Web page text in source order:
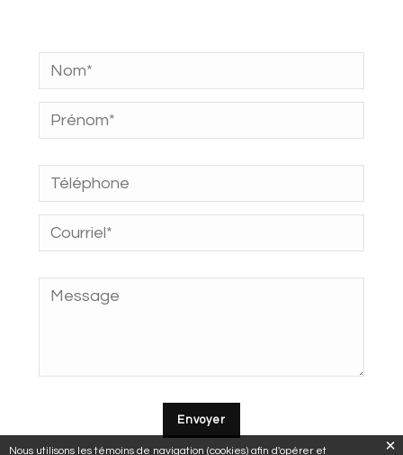
Nous utilisons les témoins de navigation (cookies) afin d'opérer et